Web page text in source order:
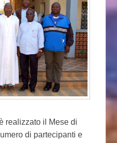
realizzato il Mese di
di partecipanti e